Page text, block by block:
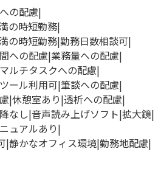
の配慮
の時短勤務
の時短勤務 勤務日数相談可
への配慮 業務量への配慮
マルチタスクへの配慮
ール利用可 筆談への配慮
休憩室あり 透析への配慮
なし 音声読み上げソフト 拡大鏡
ュアルあり
静かなオフィス環境 勤務地配慮